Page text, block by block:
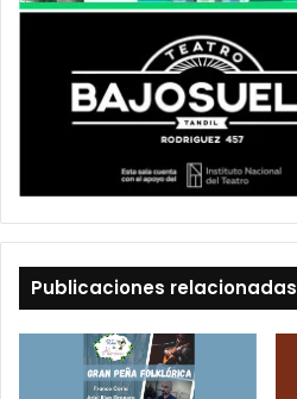
Publicaciones relacionadas